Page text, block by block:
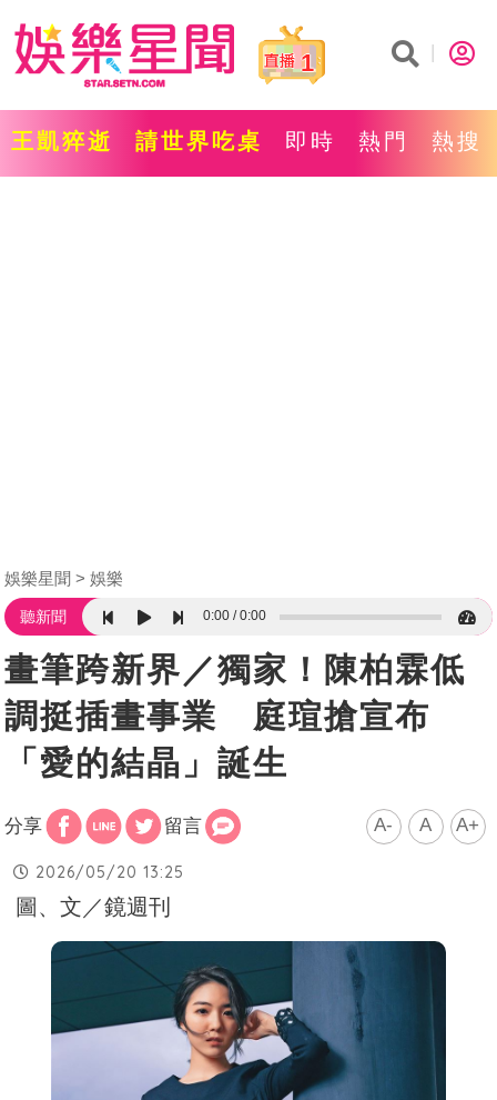
1
王凱猝逝 請世界吃桌 即時 熱門 熱搜
娛樂星聞 娛樂
聽新聞 0:00 0:00
畫筆跨新界／獨家！陳柏霖低
調挺插畫事業 庭瑄搶宣布
「愛的結晶」誕生
分享 留言 A- A A+
2026/05/20 13:25
圖、文／鏡週刊